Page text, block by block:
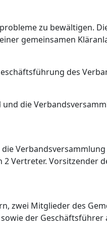
zu bewältigen.
gemeinsamen
des
die
Vertreter. Vorsitzender
zwei Mitglieder des
der Geschäftsführer